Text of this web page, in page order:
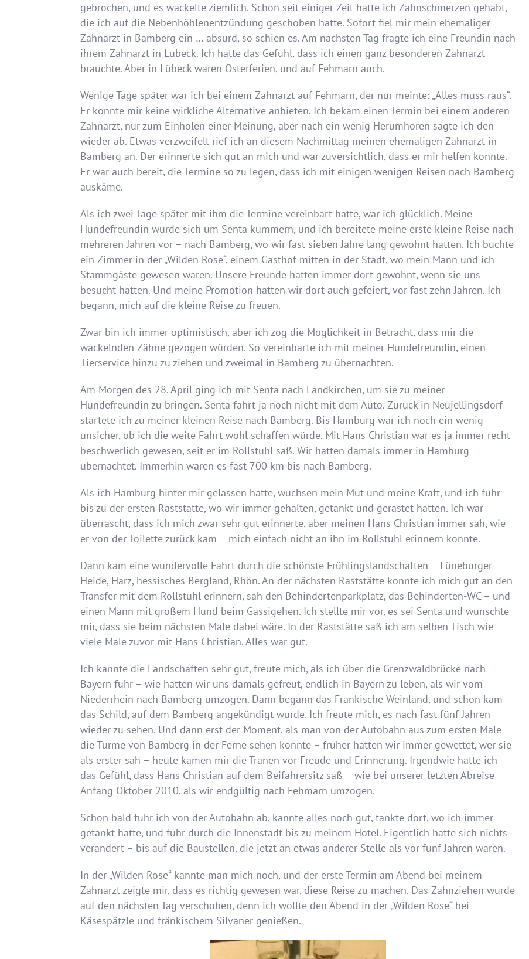
gebrochen, und es wackelte ziemlich. Schon seit einiger Zeit hatte ich Zahnschmerzen gehabt,
die ich auf die Nebenhöhlenentzündung geschoben hatte. Sofort fiel mir mein ehemaliger
Zahnarzt in Bamberg ein … absurd, so schien es. Am nächsten Tag fragte ich eine Freundin nach
ihrem Zahnarzt in Lübeck. Ich hatte das Gefühl, dass ich einen ganz besonderen Zahnarzt
brauchte. Aber in Lübeck waren Osterferien, und auf Fehmarn auch.
Wenige Tage später war ich bei einem Zahnarzt auf Fehmarn, der nur meinte: „Alles muss raus“.
Er konnte mir keine wirkliche Alternative anbieten. Ich bekam einen Termin bei einem anderen
Zahnarzt, nur zum Einholen einer Meinung, aber nach ein wenig Herumhören sagte ich den
wieder ab. Etwas verzweifelt rief ich an diesem Nachmittag meinen ehemaligen Zahnarzt in
Bamberg an. Der erinnerte sich gut an mich und war zuversichtlich, dass er mir helfen konnte.
Er war auch bereit, die Termine so zu legen, dass ich mit einigen wenigen Reisen nach Bamberg
auskäme.
Als ich zwei Tage später mit ihm die Termine vereinbart hatte, war ich glücklich. Meine
Hundefreundin würde sich um Senta kümmern, und ich bereitete meine erste kleine Reise nach
mehreren Jahren vor – nach Bamberg, wo wir fast sieben Jahre lang gewohnt hatten. Ich buchte
ein Zimmer in der „Wilden Rose“, einem Gasthof mitten in der Stadt, wo mein Mann und ich
Stammgäste gewesen waren. Unsere Freunde hatten immer dort gewohnt, wenn sie uns
besucht hatten. Und meine Promotion hatten wir dort auch gefeiert, vor fast zehn Jahren. Ich
begann, mich auf die kleine Reise zu freuen.
Zwar bin ich immer optimistisch, aber ich zog die Möglichkeit in Betracht, dass mir die
wackelnden Zähne gezogen würden. So vereinbarte ich mit meiner Hundefreundin, einen
Tierservice hinzu zu ziehen und zweimal in Bamberg zu übernachten.
Am Morgen des 28. April ging ich mit Senta nach Landkirchen, um sie zu meiner
Hundefreundin zu bringen. Senta fährt ja noch nicht mit dem Auto. Zurück in Neujellingsdorf
startete ich zu meiner kleinen Reise nach Bamberg. Bis Hamburg war ich noch ein wenig
unsicher, ob ich die weite Fahrt wohl schaffen würde. Mit Hans Christian war es ja immer recht
beschwerlich gewesen, seit er im Rollstuhl saß. Wir hatten damals immer in Hamburg
übernachtet. Immerhin waren es fast 700 km bis nach Bamberg.
Als ich Hamburg hinter mir gelassen hatte, wuchsen mein Mut und meine Kraft, und ich fuhr
bis zu der ersten Raststätte, wo wir immer gehalten, getankt und gerastet hatten. Ich war
überrascht, dass ich mich zwar sehr gut erinnerte, aber meinen Hans Christian immer sah, wie
er von der Toilette zurück kam – mich einfach nicht an ihn im Rollstuhl erinnern konnte.
Dann kam eine wundervolle Fahrt durch die schönste Frühlingslandschaften – Lüneburger
Heide, Harz, hessisches Bergland, Rhön. An der nächsten Raststätte konnte ich mich gut an den
Transfer mit dem Rollstuhl erinnern, sah den Behindertenparkplatz, das Behinderten-WC – und
einen Mann mit großem Hund beim Gassigehen. Ich stellte mir vor, es sei Senta und wünschte
mir, dass sie beim nächsten Male dabei wäre. In der Raststätte saß ich am selben Tisch wie
viele Male zuvor mit Hans Christian. Alles war gut.
Ich kannte die Landschaften sehr gut, freute mich, als ich über die Grenzwaldbrücke nach
Bayern fuhr – wie hatten wir uns damals gefreut, endlich in Bayern zu leben, als wir vom
Niederrhein nach Bamberg umzogen. Dann begann das Fränkische Weinland, und schon kam
das Schild, auf dem Bamberg angekündigt wurde. Ich freute mich, es nach fast fünf Jahren
wieder zu sehen. Und dann erst der Moment, als man von der Autobahn aus zum ersten Male
die Türme von Bamberg in der Ferne sehen konnte – früher hatten wir immer gewettet, wer sie
als erster sah – heute kamen mir die Tränen vor Freude und Erinnerung. Irgendwie hatte ich
das Gefühl, dass Hans Christian auf dem Beifahrersitz saß – wie bei unserer letzten Abreise
Anfang Oktober 2010, als wir endgültig nach Fehmarn umzogen.
Schon bald fuhr ich von der Autobahn ab, kannte alles noch gut, tankte dort, wo ich immer
getankt hatte, und fuhr durch die Innenstadt bis zu meinem Hotel. Eigentlich hatte sich nichts
verändert – bis auf die Baustellen, die jetzt an etwas anderer Stelle als vor fünf Jahren waren.
In der „Wilden Rose“ kannte man mich noch, und der erste Termin am Abend bei meinem
Zahnarzt zeigte mir, dass es richtig gewesen war, diese Reise zu machen. Das Zahnziehen wurde
auf den nächsten Tag verschoben, denn ich wollte den Abend in der „Wilden Rose“ bei
Käsespätzle und fränkischem Silvaner genießen.